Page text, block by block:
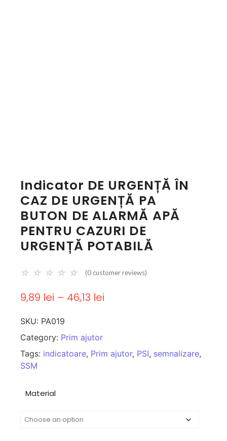
Indicator DE URGENȚĂ ÎN
CAZ DE URGENȚĂ PA
BUTON DE ALARMĂ APĂ
PENTRU CAZURI DE
URGENȚĂ POTABILĂ
☆ ☆ ☆ ☆ ☆ (0 customer reviews)
9,89 lei – 46,13 lei
SKU: PA019
Category: Prim ajutor
Tags: indicatoare, Prim ajutor, PSI, semnalizare,
SSM
Material